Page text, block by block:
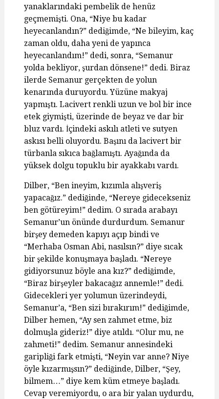
yanaklarındaki pembelik de henüz
geçmemişti. Ona, “Niye bu kadar
heyecanlandın?” dediğimde, “Ne bileyim, kaç
zaman oldu, daha yeni de yapınca
heyecanlandım!” dedi, sonra, “Semanur
yolda bekliyor, şurdan dönsene!” dedi. Biraz
ilerde Semanur gerçekten de yolun
kenarında duruyordu. Yüzüne makyaj
yapmıştı. Lacivert renkli uzun ve bol bir ince
etek giymişti, üzerinde de beyaz ve dar bir
bluz vardı. İçindeki askılı atleti ve sutyen
askısı belli oluyordu. Başını da lacivert bir
türbanla sıkıca bağlamıştı. Ayağında da
yüksek dolgu topuklu bir ayakkabı vardı.
Dilber, “Ben ineyim, kızımla alışveriş
yapacağız.” dediğinde, “Nereye gidecekseniz
ben götüreyim!” dedim. O sırada arabayı
Semanur’un önünde durdurdum. Semanur
birşey demeden kapıyı açıp bindi ve
“Merhaba Osman Abi, nasılsın?” diye sıcak
bir şekilde konuşmaya başladı. “Nereye
gidiyorsunuz böyle ana kız?” dediğimde,
“Biraz birşeyler bakacağız annemle!” dedi.
Gidecekleri yer yolumun üzerindeydi,
Semanur’a, “Ben sizi bırakırım!” dediğimde,
Dilber hemen, “Ay sen zahmet etme, biz
dolmuşla gideriz!” diye atıldı. “Olur mu, ne
zahmeti!” dedim. Semanur annesindeki
garipliği fark etmişti, “Neyin var anne? Niye
öyle kızarmışsın?” dediğinde, Dilber, “Şey,
bilmem…” diye kem küm etmeye başladı.
Cevap veremiyordu, o ara bir yalan uydurdu,